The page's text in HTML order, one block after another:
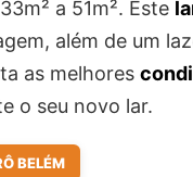
a 51m². Este
além de um
as melhores
o seu novo lar.
BELÉM